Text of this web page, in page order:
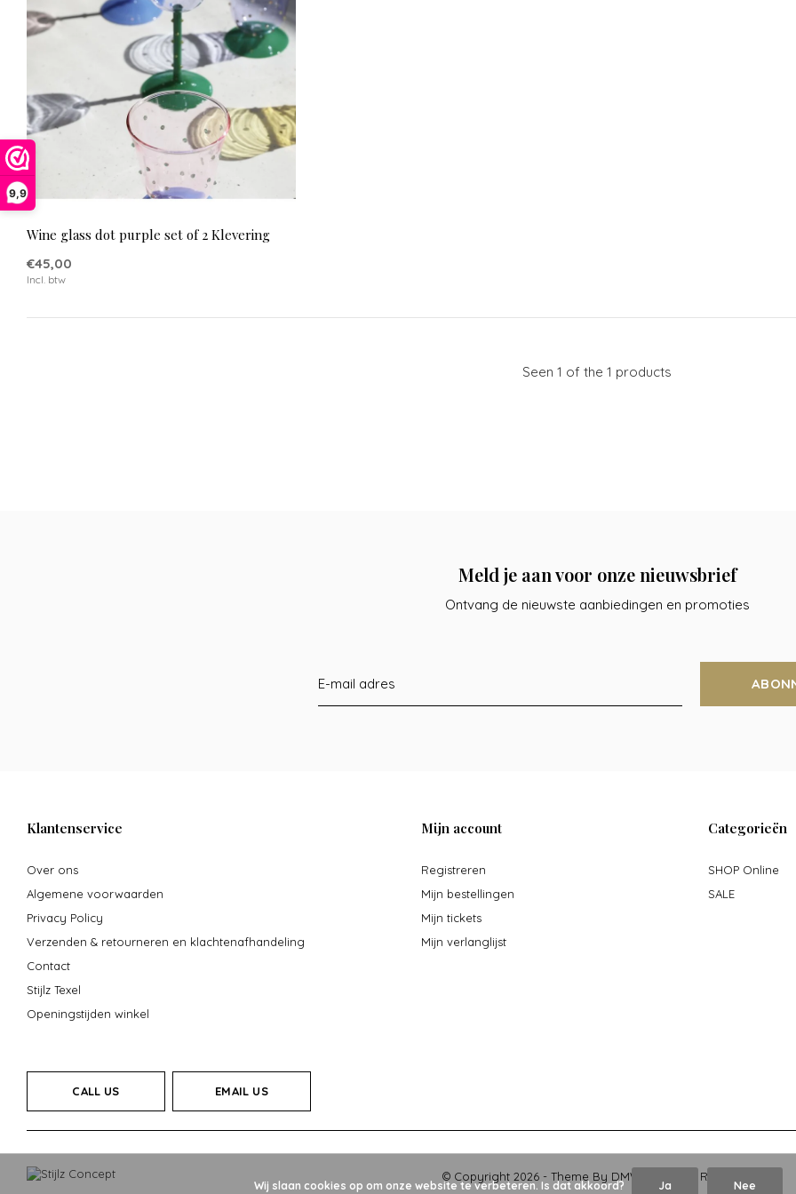
9,9
Wine glass dot purple set of 2 Klevering
€45,00
Incl. btw
Seen 1 of the 1 products
Meld je aan voor onze nieuwsbrief
Ontvang de nieuwste aanbiedingen en promoties
Klantenservice
Over ons
Algemene voorwaarden
Privacy Policy
Verzenden & retourneren en klachtenafhandeling
Contact
Stijlz Texel
Openingstijden winkel
Mijn account
Registreren
Mijn bestellingen
Mijn tickets
Mijn verlanglijst
Categorieën
SHOP Online
SALE
CALL US EMAIL US
© Copyright 2026- Theme By DMWS RSS-feed
Wij slaan cookies op om onze website te verbeteren. Is dat akkoord? Ja Nee